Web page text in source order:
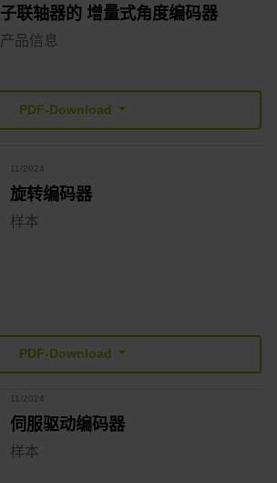
子联轴器的 增量式角度编码器
产品信息
PDF-Download
11/2024
旋转编码器
样本
PDF-Download
11/2024
伺服驱动编码器
样本